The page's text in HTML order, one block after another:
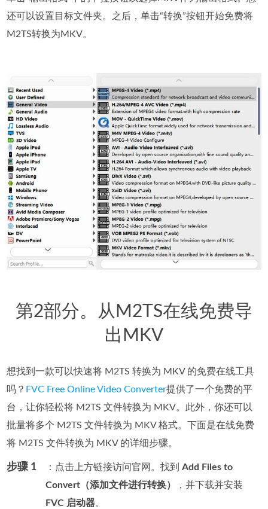
还可以设置目标文件夹。之后，单击“转换”按钮开始免费将
M2TS转换为MKV。
第2部分。从M2TS在线免费导
出MKV
想找到一款可以快速将 M2TS 转换为 MKV 的免费在线工具
吗？ FVC Free Online Video Converter提供了一个免费的平
台，让你轻松将 M2TS 文件转换为 MKV。此外，你还可以
批量将多个 M2TS 文件转换为 MKV 格式。下面是在线免费
将 M2TS 文件转换为 MKV 的详细步骤。
步骤 1 ：点击上方链接访问官网。找到Add Files to
Convert（添加文件进行转换）
，并下载并安装
FVC 启动器。